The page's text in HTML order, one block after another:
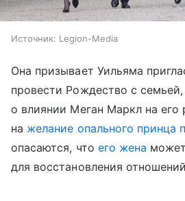
Источник: Legion-Media
Она призывает Уильяма
провести Рождество с
о влиянии Меган Маркл на
на желание опального принца
опасаются, что его жена
для восстановления